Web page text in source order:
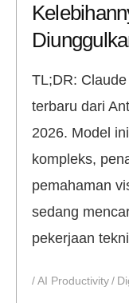
TL;DR:
terbaru dari
2026. Model
kompleks,
pemahaman
sedang
pekerjaan
AI Productivity